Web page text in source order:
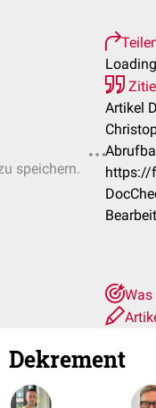
speichern.
Artikel
https://
Was
Dekrement